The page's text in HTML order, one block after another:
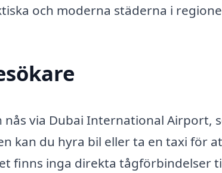
och moderna städerna i
via Dubai International Airport,
kan du hyra bil eller ta en taxi för
finns inga direkta tågförbindelser